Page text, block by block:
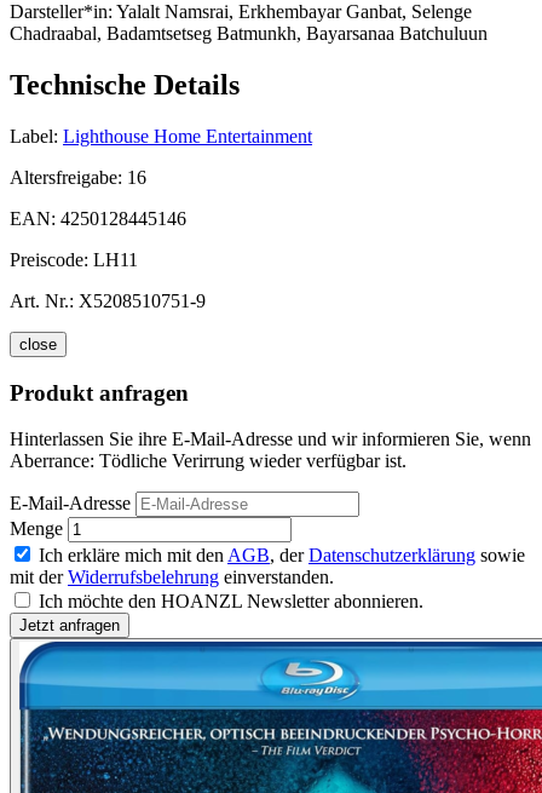
Darsteller*in: Yalalt Namsrai, Erkhembayar Ganbat, Selenge
Chadraabal, Badamtsetseg Batmunkh, Bayarsanaa Batchuluun
Technische Details
Label: Lighthouse Home Entertainment
Altersfreigabe: 16
EAN: 4250128445146
Preiscode: LH11
Art. Nr.: X5208510751-9
close
Produkt anfragen
Hinterlassen Sie ihre E-Mail-Adresse und wir informieren Sie, wenn
Aberrance: Tödliche Verirrung wieder verfügbar ist.
E-Mail-Adresse
Menge
Ich erkläre mich mit den AGB, derDatenschutzerklärung sowie
mit derWiderrufsbelehrung einverstanden.
Ich möchte den HOANZL Newsletter abonnieren.